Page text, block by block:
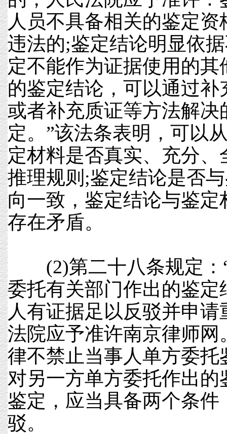
人员不具备相关的鉴定
违法的;鉴定结论明显依
定不能作为证据使用的
的鉴定结论，可以通过
或者补充质证等方法解决
定。”该法条表明，可以
定材料是否真实、充分
推理规则;鉴定结论是否
向一致，鉴定结论与鉴
存在矛盾。
(2)第二十八条规定：
委托有关部门作出的鉴定
人有证据足以反驳并申
法院应予准许南京律师网
律不禁止当事人单方委托
对另一方单方委托作出
鉴定，应当具备两个条件
驳。